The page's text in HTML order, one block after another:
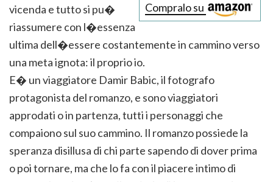
Compralo su
vicenda e tutto si pu�
riassumere con l�essenza
ultima dell�essere costantemente in cammino verso
una meta ignota: il proprio io.
E� un viaggiatore Damir Babic, il fotografo
protagonista del romanzo, e sono viaggiatori
approdati o in partenza, tutti i personaggi che
compaiono sul suo cammino. Il romanzo possiede la
speranza disillusa di chi parte sapendo di dover prima
o poi tornare, ma che lo fa con il piacere intimo di